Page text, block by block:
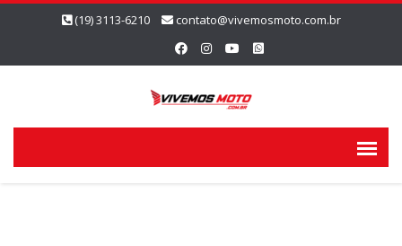
(19) 3113-6210 contato@vivemosmoto.com.br